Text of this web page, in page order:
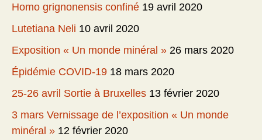
Homo grignonensis confiné 19 avril 2020
Lutetiana Neli 10 avril 2020
Exposition « Un monde minéral » 26 mars 2020
Épidémie COVID-19 18 mars 2020
25-26 avril Sortie à Bruxelles 13 février 2020
3 mars Vernissage de l’exposition « Un monde
minéral » 12 février 2020